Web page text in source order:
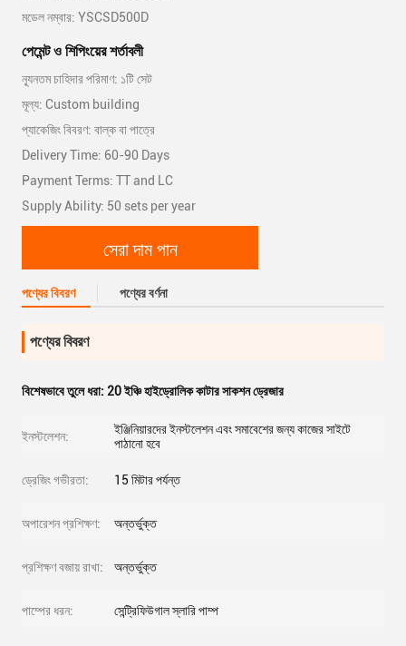
মডেল নম্বার: YSCSD500D
পেমেন্ট ও শিপিংয়ের শর্তাবলী
ন্যূনতম চাহিদার পরিমাণ: ১টি সেট
মূল্য: Custom building
প্যাকেজিং বিবরণ: বাল্ক বা পাত্রে
Delivery Time: 60-90 Days
Payment Terms: TT and LC
Supply Ability: 50 sets per year
সেরা দাম পান
পণ্যের বিবরণ পণ্যের বর্ণনা
পণ্যের বিবরণ
বিশেষভাবে তুলে ধরা: 20 ইঞ্চি হাইড্রোলিক কাটার সাকশন ড্রেজার
ইনস্টলেশন:
ইঞ্জিনিয়ারদের ইনস্টলেশন এবং সমাবেশের জন্য কাজের সাইটে
পাঠানো হবে
ড্রেজিং গভীরতা: 15 মিটার পর্যন্ত
অপারেশন প্রশিক্ষণ: অন্তর্ভুক্ত
প্রশিক্ষণ বজায় রাখা: অন্তর্ভুক্ত
পাম্পের ধরন: সেন্ট্রিফিউগাল স্লারি পাম্প